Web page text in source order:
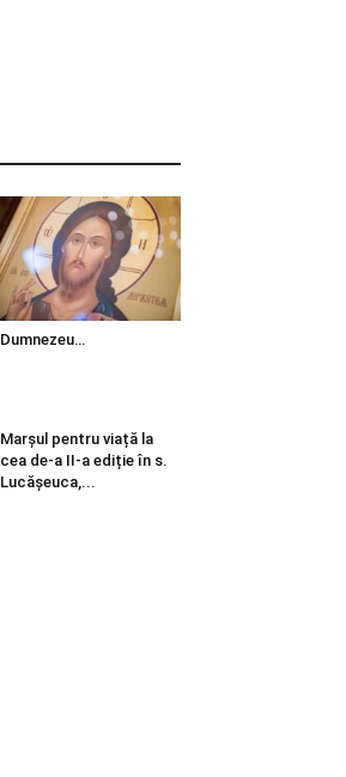
Dumnezeu…
Marșul pentru viață la
cea de-a II-a ediție în s.
Lucășeuca,...